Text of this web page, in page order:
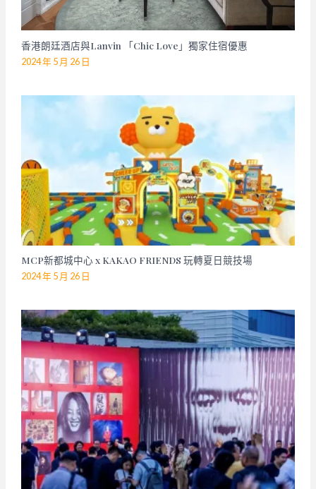
香港朗廷酒店與Lanvin 「Chic Love」獨家住宿優惠
2024 年 5 月 26 日
MCP新都城中心 x KAKAO FRIENDS 玩轉夏日競技場
2024 年 5 月 26 日